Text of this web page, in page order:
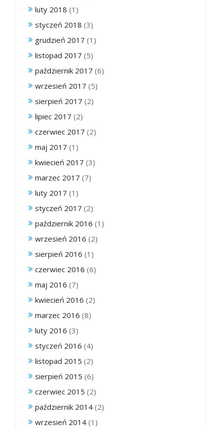
luty 2018 (1)
styczeń 2018 (3)
grudzień 2017 (1)
listopad 2017 (5)
październik 2017 (6)
wrzesień 2017 (5)
sierpień 2017 (2)
lipiec 2017 (2)
czerwiec 2017 (2)
maj 2017 (1)
kwiecień 2017 (3)
marzec 2017 (7)
luty 2017 (1)
styczeń 2017 (2)
październik 2016 (1)
wrzesień 2016 (2)
sierpień 2016 (1)
czerwiec 2016 (6)
maj 2016 (7)
kwiecień 2016 (2)
marzec 2016 (8)
luty 2016 (3)
styczeń 2016 (4)
listopad 2015 (2)
sierpień 2015 (6)
czerwiec 2015 (2)
październik 2014 (2)
wrzesień 2014 (1)